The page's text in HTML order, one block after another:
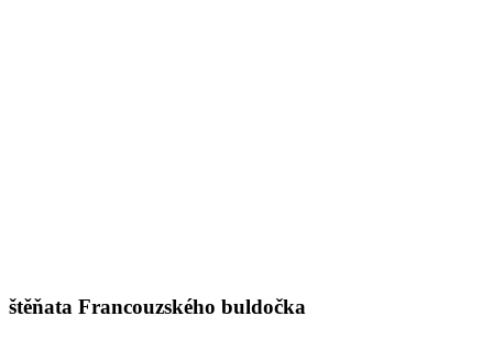
štěňata Francouzského buldočka